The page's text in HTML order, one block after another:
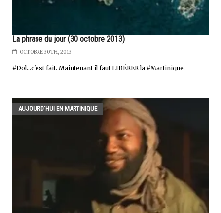
La phrase du jour (30 octobre 2013)
OCTOBRE 30TH, 2013
#Dol...c'est fait. Maintenant il faut LIBÉRER la #Martinique.
AUJOURD'HUI EN MARTINIQUE